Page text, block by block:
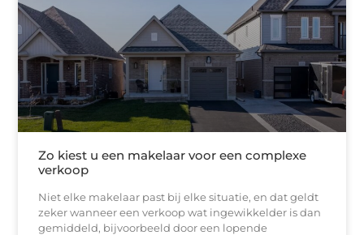
Zo kiest u een makelaar voor een complexe
verkoop
Niet elke makelaar past bij elke situatie, en dat geldt
zeker wanneer een verkoop wat ingewikkelder is dan
gemiddeld, bijvoorbeeld door een lopende